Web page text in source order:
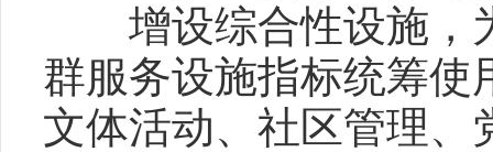
增设综合性设施，为
群服务设施指标统筹使
文体活动、社区管理、